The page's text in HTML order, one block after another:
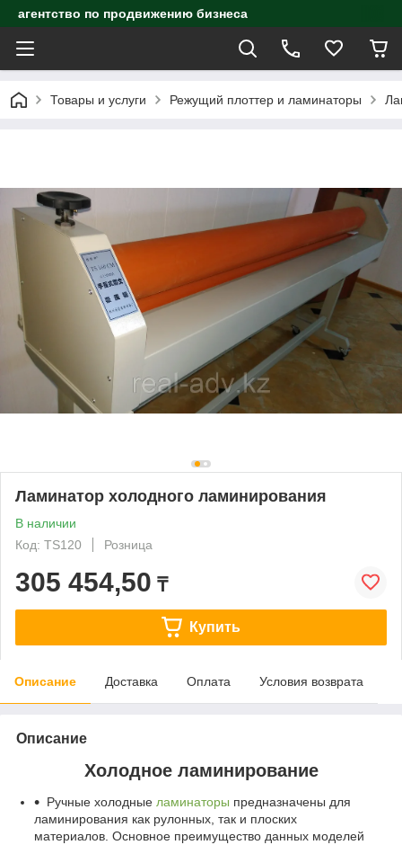
агентство по продвижению бизнеса
Товары и услуги Режущий плоттер и ламинаторы
Ламинатор холодного ламинирования
В наличии
Код: TS120
Розница
305 454,50 ₸
Купить
Описание Доставка Оплата Условия возврата
Описание
Холодное ламинирование
Ручные холодные ламинаторы предназначены для
ламинирования как рулонных, так и плоских
материалов. Основное преимущество данных моделей